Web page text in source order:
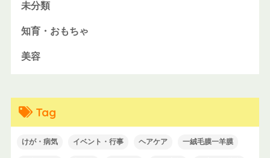
未分類
知育・おもちゃ
美容
Tag
けが・病気 イベント・行事 ヘアケア 一絨毛膜一羊膜